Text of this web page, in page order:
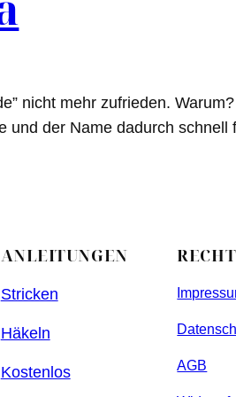
nicht mehr zufrieden.
und der Name dadurch schnell
ANLEITUNGEN
Stricken
Häkeln
Kostenlos AGB